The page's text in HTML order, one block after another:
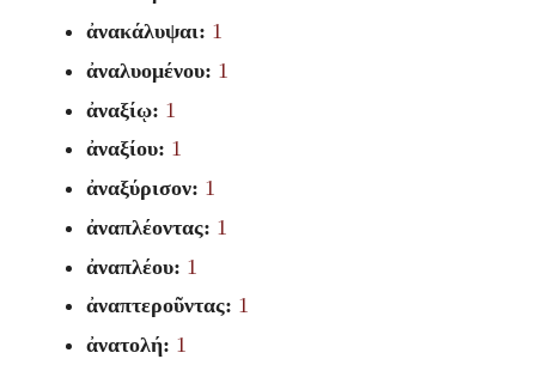
ἀνακάλυψαι: 1
ἀναλυομένου: 1
ἀναξίῳ: 1
ἀναξίου: 1
ἀναξύρισον: 1
ἀναπλέοντας: 1
ἀναπλέου: 1
ἀναπτεροῦντας: 1
ἀνατολή: 1